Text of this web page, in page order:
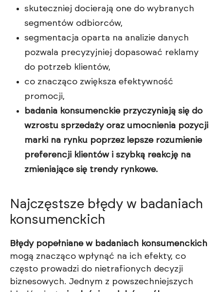
skuteczniej docierają one do wybranych
segmentów odbiorców,
segmentacja oparta na analizie danych
pozwala precyzyjniej dopasować reklamy
do potrzeb klientów,
co znacząco zwiększa efektywność
promocji,
badania konsumenckie przyczyniają się do
wzrostu sprzedaży oraz umocnienia pozycji
marki na rynku poprzez lepsze rozumienie
preferencji klientów i szybką reakcję na
zmieniające się trendy rynkowe.
Najczęstsze błędy w badaniach
konsumenckich
Błędy popełniane w badaniach konsumenckich
mogą znacząco wpłynąć na ich efekty, co
często prowadzi do nietrafionych decyzji
biznesowych. Jednym z powszechniejszych